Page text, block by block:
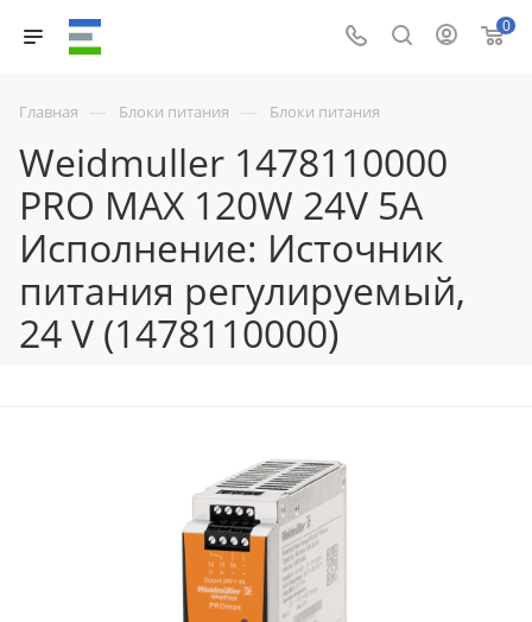
0
Главная — Блоки питания — Блоки питания
Weidmuller 1478110000
PRO MAX 120W 24V 5A
Исполнение: Источник
питания регулируемый,
24 V (1478110000)